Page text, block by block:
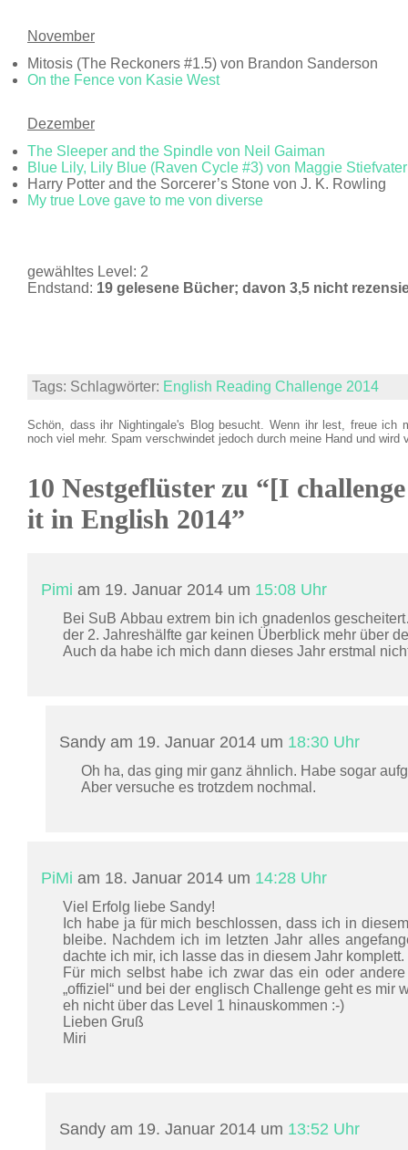
November
Mitosis (The Reckoners #1.5) von Brandon Sanderson
On the Fence von Kasie West
Dezember
The Sleeper and the Spindle von Neil Gaiman
Blue Lily, Lily Blue (Raven Cycle #3) von Maggie Stiefvater
Harry Potter and the Sorcerer’s Stone von J. K. Rowling
My true Love gave to me von diverse
gewähltes Level: 2
Endstand: 19 gelesene Bücher; davon 3,5 nicht
Tags: Schlagwörter: English Reading Challenge 2014
Schön, dass ihr Nightingale's Blog besucht. Wenn ihr lest, freue ich
noch viel mehr. Spam verschwindet jedoch durch meine Hand und wird
10 Nestgeflüster zu “[I
it in English 2014”
Pimi am 19. Januar 2014 um 15:08 Uhr
Bei SuB Abbau extrem bin ich gnadenlos
der 2. Jahreshälfte gar keinen Überblick mehr über
Auch da habe ich mich dann dieses Jahr erstmal
Sandy am 19. Januar 2014 um 18:30 Uhr
Oh ha, das ging mir ganz ähnlich. Habe sogar
Aber versuche es trotzdem nochmal.
PiMi am 18. Januar 2014 um 14:28 Uhr
Viel Erfolg liebe Sandy!
Ich habe ja für mich beschlossen, dass ich in
bleibe. Nachdem ich im letzten Jahr alles
dachte ich mir, ich lasse das in diesem Jahr komplett.
Für mich selbst habe ich zwar das ein oder
„offiziel“ und bei der englisch Challenge geht es mir
eh nicht über das Level 1 hinauskommen :-)
Lieben Gruß
Miri
Sandy am 19. Januar 2014 um 13:52 Uhr